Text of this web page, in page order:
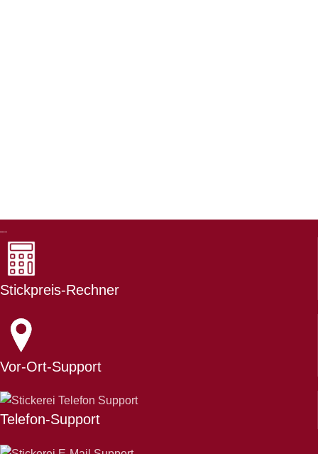
Stickpreis-Rechner
Vor-Ort-Support
Telefon-Support